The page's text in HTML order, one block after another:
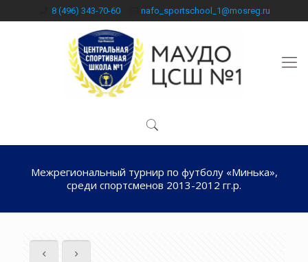
8 (496) 343-70-60 nafo_sportschool_1@mosreg.ru
Межрегиональный турнир по футболу «Минька»,
среди спортсменов 2013-2012 гг.р.